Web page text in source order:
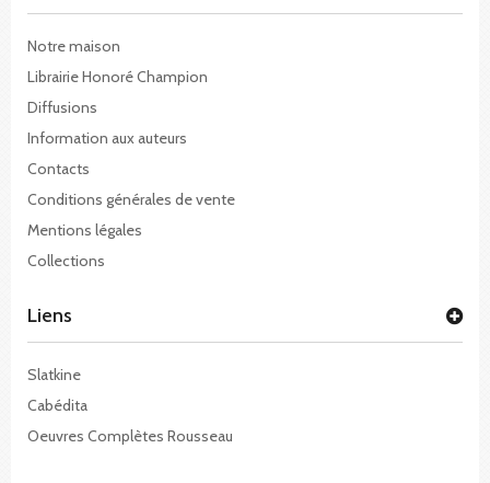
Notre maison
Librairie Honoré Champion
Diffusions
Information aux auteurs
Contacts
Conditions générales de vente
Mentions légales
Collections
Liens
Slatkine
Cabédita
Oeuvres Complètes Rousseau